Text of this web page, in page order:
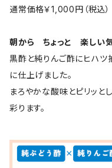
通常価格￥1,000円（税込）
朝から ちょっと 楽しい
黒酢と純りんご酢にヒハツ
に仕上げました。
まろやかな酸味とピリッと
彩ります。